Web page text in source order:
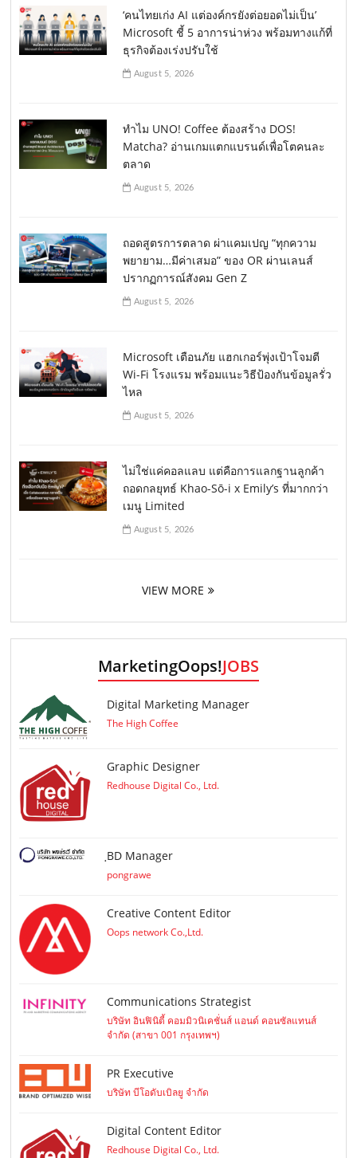
‘คนไทยเก่ง AI แต่องค์กรยังต่อยอดไม่เป็น’
Microsoft ชี้ 5 อาการน่าห่วง พร้อมทางแก้ที่
ธุรกิจต้องเร่งปรับใช้
August 5, 2026
ทำไม UNO! Coffee ต้องสร้าง DOS!
Matcha? อ่านเกมแตกแบรนด์เพื่อโตคนละ
ตลาด
August 5, 2026
ถอดสูตรการตลาด ผ่าแคมเปญ “ทุกความ
พยายาม…มีค่าเสมอ” ของ OR ผ่านเลนส์
ปรากฏการณ์สังคม Gen Z
August 5, 2026
Microsoft เตือนภัย แฮกเกอร์พุ่งเป้าโจมตี
Wi-Fi โรงแรม พร้อมแนะวิธีป้องกันข้อมูลรั่ว
ไหล
August 5, 2026
ไม่ใช่แค่คอลแลบ แต่คือการแลกฐานลูกค้า
ถอดกลยุทธ์ Khao-Sō-i x Emily’s ที่มากกว่า
เมนู Limited
August 5, 2026
VIEW MORE
MarketingOops!JOBS
Digital Marketing Manager
The High Coffee
Graphic Designer
Redhouse Digital Co., Ltd.
ฺBD Manager
pongrawe
Creative Content Editor
Oops network Co.,Ltd.
Communications Strategist
บริษัท อินฟินิตี้ คอมมิวนิเคชั่นส์ แอนด์ คอนซัลแทนส์
จำกัด (สาขา 001 กรุงเทพฯ)
PR Executive
บริษัท บีโอดับเบิลยู จำกัด
Digital Content Editor
Redhouse Digital Co., Ltd.